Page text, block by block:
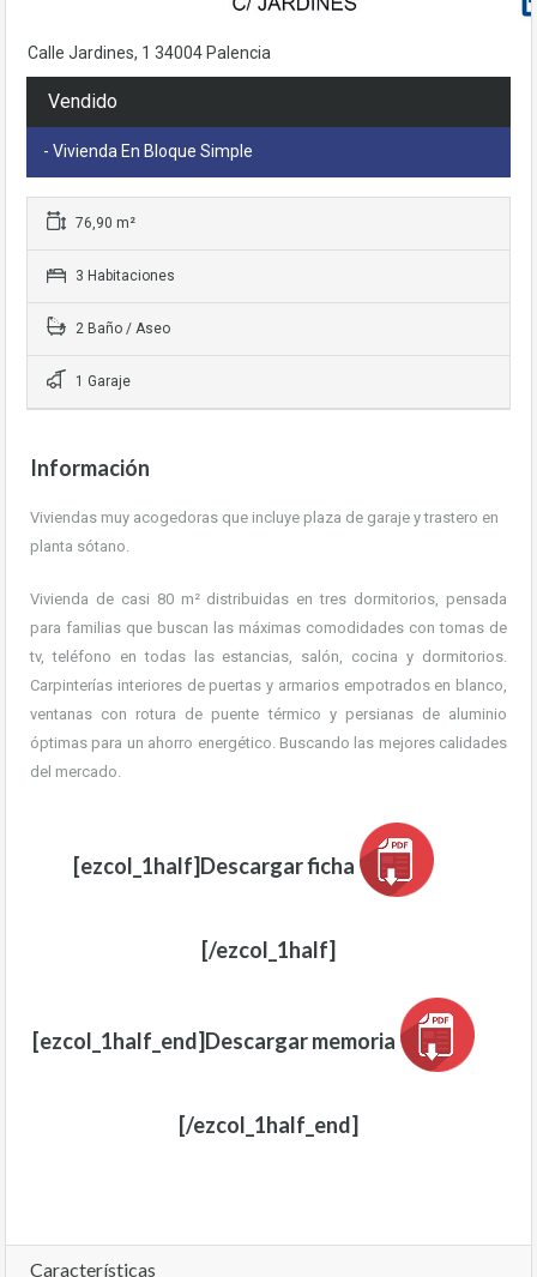
Calle Jardines, 1 34004 Palencia
Vendido
- Vivienda En Bloque Simple
76,90 m²
3 Habitaciones
2 Baño / Aseo
1 Garaje
Información
Viviendas muy acogedoras que incluye plaza de garaje y trastero en
planta sótano.
Vivienda de casi 80 m² distribuidas en tres dormitorios, pensada
para familias que buscan las máximas comodidades con tomas de
tv, teléfono en todas las estancias, salón, cocina y dormitorios.
Carpinterías interiores de puertas y armarios empotrados en blanco,
ventanas con rotura de puente térmico y persianas de aluminio
óptimas para un ahorro energético. Buscando las mejores calidades
del mercado.
[ezcol_1half]Descargar ficha
[/ezcol_1half]
[ezcol_1half_end]Descargar memoria
[/ezcol_1half_end]
Características
base a cómo
Para que
funcione lo
mejor posible